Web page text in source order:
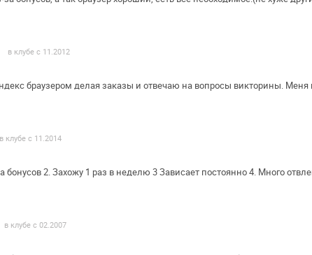
в клубе с 11.2012
браузером делая заказы и отвечаю на вопросы викторины. Меня
в клубе с 11.2014
бонусов2. Захожу 1 раз в неделю 3 Зависает постоянно4. Много
в клубе с 02.2007